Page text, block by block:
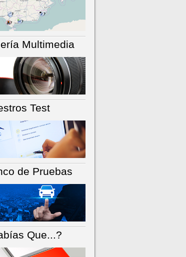
Multimedia
Test
de Pruebas
Que...?